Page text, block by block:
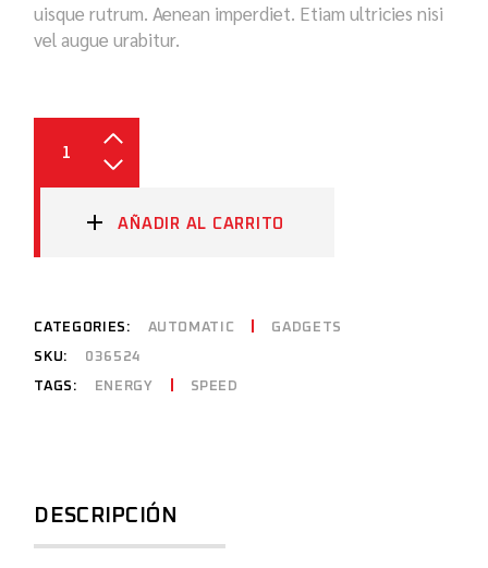
uisque rutrum. Aenean imperdiet. Etiam ultricies nisi
vel augue urabitur.
AÑADIR AL CARRITO
CATEGORIES: AUTOMATIC GADGETS
SKU: 036524
TAGS: ENERGY SPEED
DESCRIPCIÓN